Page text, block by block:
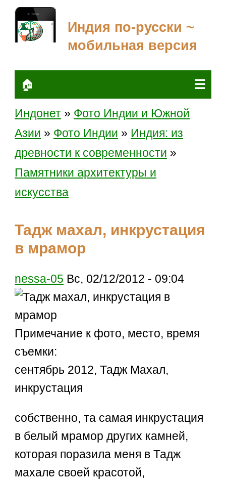
Индия по-русски ~
мобильная версия
🏠 ☰
Индонет » Фото Индии и Южной
Азии » Фото Индии » Индия: из
древности к современности »
Памятники архитектуры и
искусства
Тадж махал, инкрустация
в мрамор
nessa-05 Вс, 02/12/2012 - 09:04
Примечание к фото, место, время
съемки:
сентябрь 2012, Тадж Махал,
инкрустация
собственно, та самая инкрустация
в белый мрамор других камней,
которая поразила меня в Тадж
махале своей красотой,